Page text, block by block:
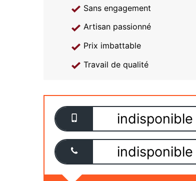
Sans engagement
Artisan passionné
Prix imbattable
Travail de qualité
indisponible
indisponible